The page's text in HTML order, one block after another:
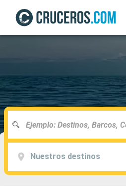
Nuestros destinos